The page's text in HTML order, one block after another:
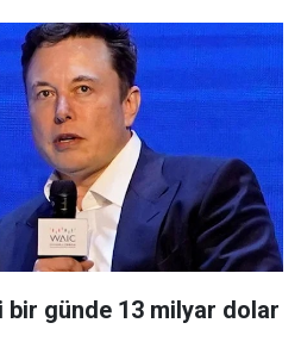
bir günde 13 milyar dolar